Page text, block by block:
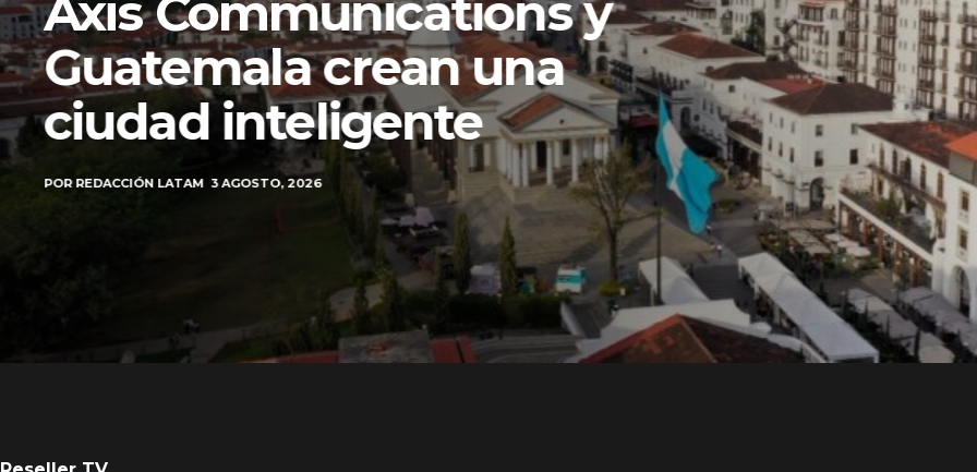
Axis Communications y
Guatemala crean una
ciudad inteligente
POR REDACCIÓN LATAM 3 AGOSTO, 2026